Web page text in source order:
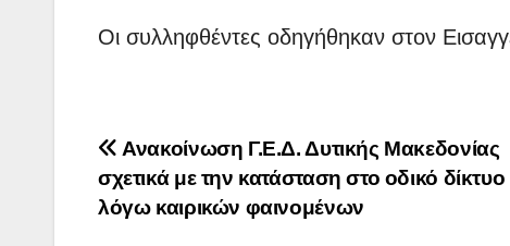
Οι συλληφθέντες οδηγήθηκαν στον
Πλοήγηση
άρθρων
Ανακοίνωση Γ.Ε.Δ. Δυτικής Μακεδονίας
σχετικά με την κατάσταση στο οδικό δίκτυο
λόγω καιρικών φαινομένων